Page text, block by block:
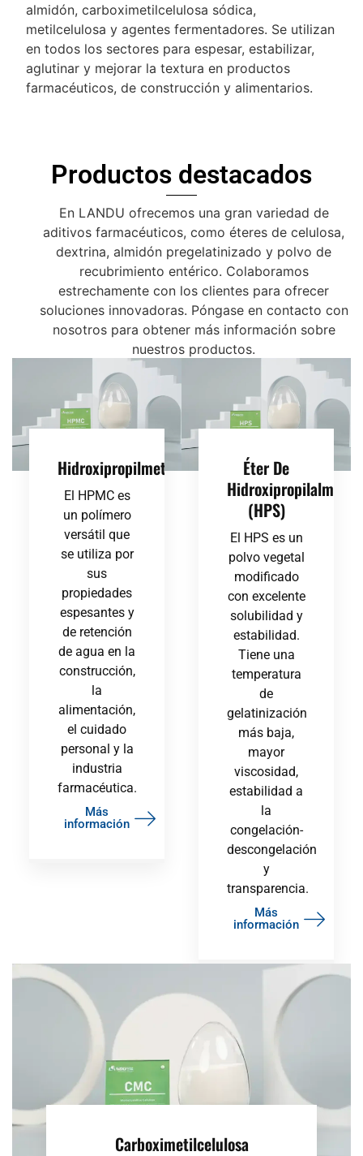
almidón, carboximetilcelulosa sódica,
metilcelulosa y agentes fermentadores. Se utilizan
en todos los sectores para espesar, estabilizar,
aglutinar y mejorar la textura en productos
farmacéuticos, de construcción y alimentarios.
Productos destacados
En LANDU ofrecemos una gran variedad de
aditivos farmacéuticos, como éteres de celulosa,
dextrina, almidón pregelatinizado y polvo de
recubrimiento entérico. Colaboramos
estrechamente con los clientes para ofrecer
soluciones innovadoras. Póngase en contacto con
nosotros para obtener más información sobre
nuestros productos.
Hidroxipropilmetilcelulosa（HPMC）
El HPMC es
un polímero
versátil que
se utiliza por
sus
propiedades
espesantes y
de retención
de agua en la
construcción,
la
alimentación,
el cuidado
personal y la
industria
farmacéutica.
Más
información
Éter De
Hidroxipropilalmidón
(HPS)
El HPS es un
polvo vegetal
modificado
con excelente
solubilidad y
estabilidad.
Tiene una
temperatura
de
gelatinización
más baja,
mayor
viscosidad,
estabilidad a
la
congelación-
descongelación
y
transparencia.
Más
información
Carboximetilcelulosa